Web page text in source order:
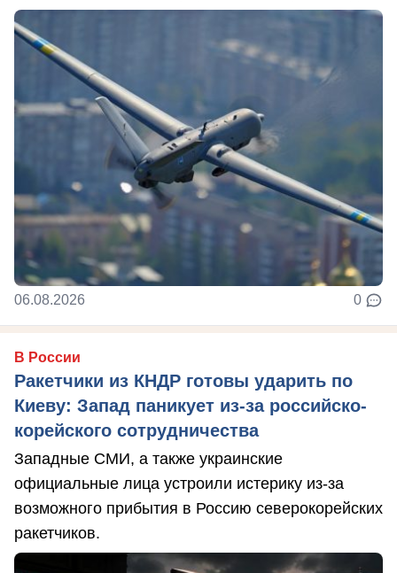
06.08.2026 0
В России
Ракетчики из КНДР готовы ударить по
Киеву: Запад паникует из-за российско-
корейского сотрудничества
Западные СМИ, а также украинские
официальные лица устроили истерику из-за
возможного прибытия в Россию северокорейских
ракетчиков.